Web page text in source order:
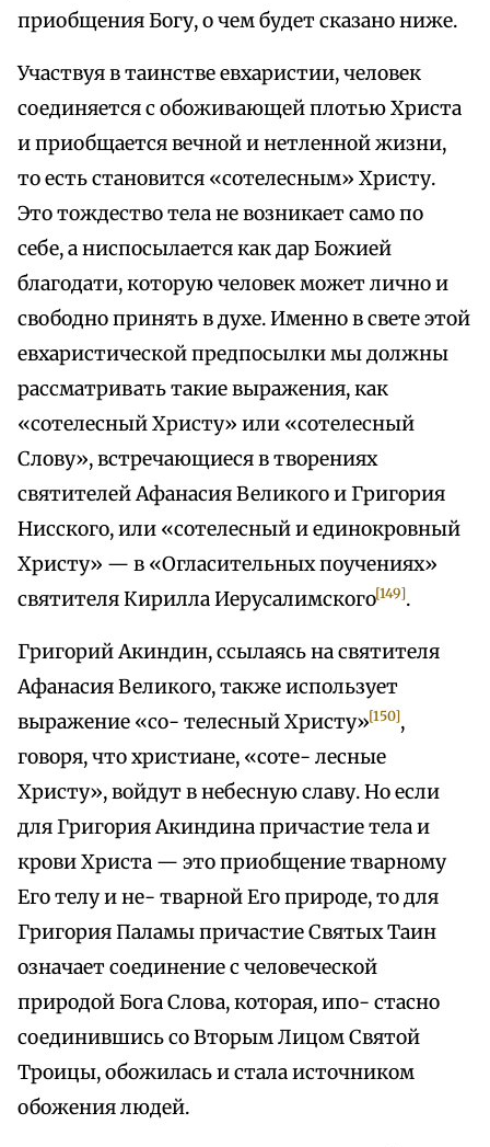
приобщения Богу, о чем будет сказано ниже.
Участвуя в таинстве евхаристии, человек
соединяется с обоживающей плотью Христа
и приобщается вечной и нетленной жизни,
то есть становится «сотелесным» Христу.
Это тождество тела не возникает само по
себе, а ниспосылается как дар Божией
благодати, которую человек может лично и
свободно принять в духе. Именно в свете этой
евхаристической предпосылки мы должны
рассматривать такие выражения, как
«сотелесный Христу» или «сотелесный
Слову», встречающиеся в творениях
святителей Афанасия Великого и Григория
Нисского, или «сотелесный и единокровный
Христу» — в «Огласительных поучениях»
святителя Кирилла Иерусалимского[149].
Григорий Акиндин, ссылаясь на святителя
Афанасия Великого, также использует
выражение «со- телесный Христу»[150],
говоря, что христиане, «соте- лесные
Христу», войдут в небесную славу. Но если
для Григория Акиндина причастие тела и
крови Христа — это приобщение тварному
Его телу и не- тварной Его природе, то для
Григория Паламы причастие Святых Таин
означает соединение с человеческой
природой Бога Слова, которая, ипо- стасно
соединившись со Вторым Лицом Святой
Троицы, обожилась и стала источником
обожения людей.